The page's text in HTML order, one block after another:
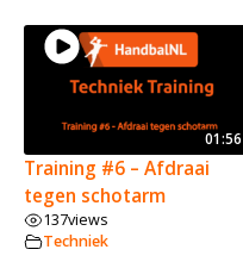
01:56
Training #6 – Afdraai
tegen schotarm
137views
Techniek